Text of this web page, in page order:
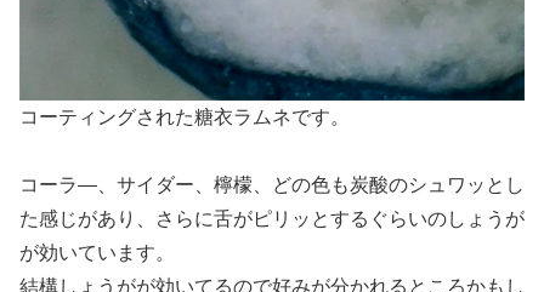
コーティングされた糖衣ラムネです。
コーラ―、サイダー、檸檬、どの色も炭酸のシュワッとし
た感じがあり、さらに舌がピリッとするぐらいのしょうが
が効いています。
結構しょうがが効いてるので好みが分かれるところかもし